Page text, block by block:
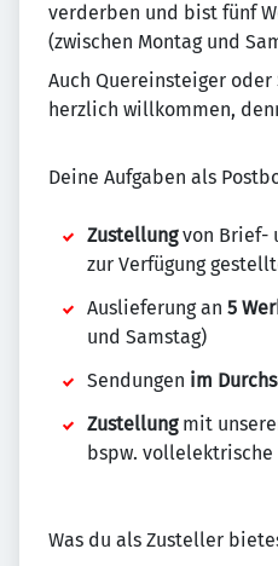
verderben und bist fünf
(zwischen Montag und
Auch Quereinsteiger
herzlich willkommen,
Deine Aufgaben als
Zustellungvon Brief-
zur Verfügung
Auslieferung an 5
und Samstag)
Sendungen im
Zustellungmit
bspw. vollelektrische
Was du als Zusteller